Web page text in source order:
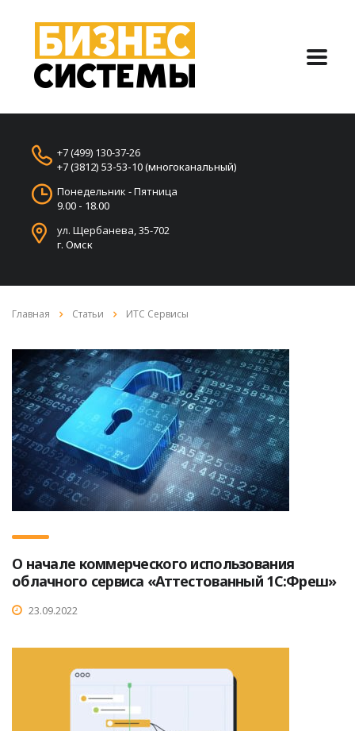
+7 (499) 130-37-26
+7 (3812) 53-53-10 (многоканальный)
Понедельник - Пятница
9.00 - 18.00
ул. Щербанева, 35-702
г. Омск
Главная Статьи ИТС Сервисы
О начале коммерческого использования
облачного сервиса «Аттестованный 1С:Фреш»
23.09.2022